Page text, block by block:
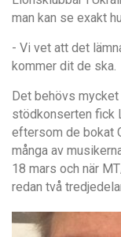
man kan se exakt
- Vi vet att det
kommer dit de ska.
Det behövs
stödkonserten fick
eftersom de bokat
många av
18 mars och när
redan två